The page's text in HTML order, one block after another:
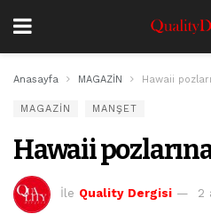
Anasayfa MAGAZİN Hawaii
MAGAZİN MANŞET
Hawaii
İle Quality Dergisi 2